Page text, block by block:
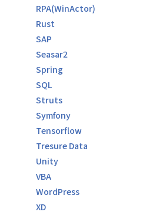
RPA(WinActor)
Rust
SAP
Seasar2
Spring
SQL
Struts
Symfony
Tensorflow
Tresure Data
Unity
VBA
WordPress
XD